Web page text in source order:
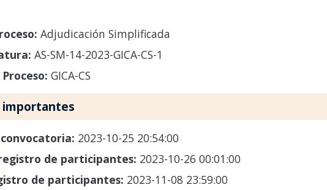
Adjudicación Simplificada
AS-SM-14-2023-GICA-CS-1
GICA-CS
importantes
2023-10-25 20:54:00
de participantes: 2023-10-26 00:01:00
de participantes: 2023-11-08 23:59:00